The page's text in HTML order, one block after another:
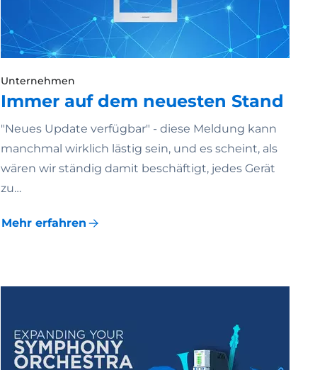
Unternehmen
Immer auf dem neuesten Stand
"Neues Update verfügbar" - diese Meldung kann
manchmal wirklich lästig sein, und es scheint, als
wären wir ständig damit beschäftigt, jedes Gerät
zu…
Mehr erfahren